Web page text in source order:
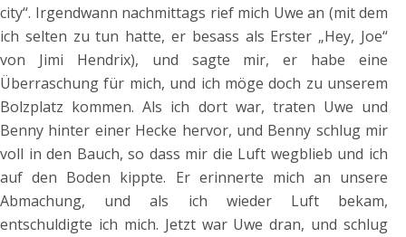
city“. Irgendwann nachmittags rief mich Uwe an (mit dem
ich selten zu tun hatte, er besass als Erster „Hey, Joe“
von Jimi Hendrix), und sagte mir, er habe eine
Überraschung für mich, und ich möge doch zu unserem
Bolzplatz kommen. Als ich dort war, traten Uwe und
Benny hinter einer Hecke hervor, und Benny schlug mir
voll in den Bauch, so dass mir die Luft wegblieb und ich
auf den Boden kippte. Er erinnerte mich an unsere
Abmachung, und als ich wieder Luft bekam,
entschuldigte ich mich. Jetzt war Uwe dran, und schlug